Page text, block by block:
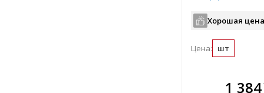
Хорошая
Цена: шт
1 384
В